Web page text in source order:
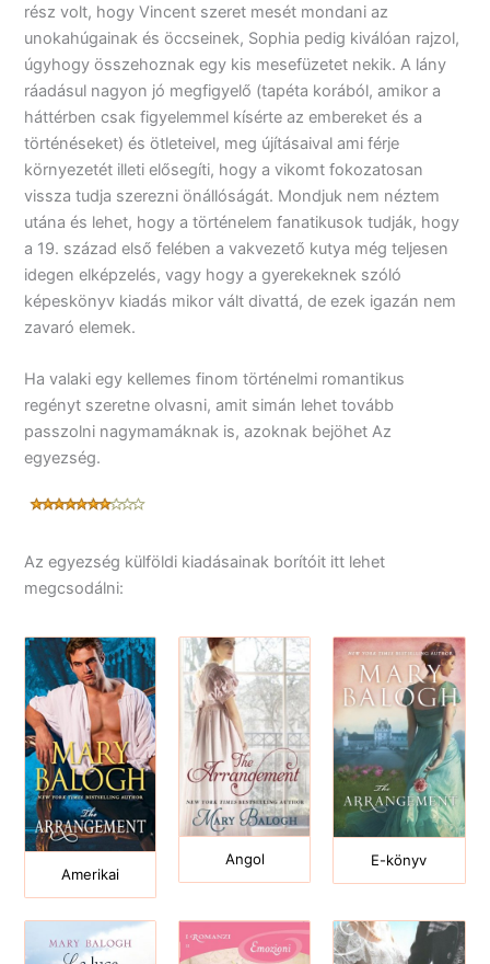
rész volt, hogy Vincent szeret mesét mondani az
unokahúgainak és öccseinek, Sophia pedig kiválóan rajzol,
úgyhogy összehoznak egy kis mesefüzetet nekik. A lány
ráadásul nagyon jó megfigyelő (tapéta korából, amikor a
háttérben csak figyelemmel kísérte az embereket és a
történéseket) és ötleteivel, meg újításaival ami férje
környezetét illeti elősegíti, hogy a vikomt fokozatosan
vissza tudja szerezni önállóságát. Mondjuk nem néztem
utána és lehet, hogy a történelem fanatikusok tudják, hogy
a 19. század első felében a vakvezető kutya még teljesen
idegen elképzelés, vagy hogy a gyerekeknek szóló
képeskönyv kiadás mikor vált divattá, de ezek igazán nem
zavaró elemek.
Ha valaki egy kellemes finom történelmi romantikus
regényt szeretne olvasni, amit simán lehet tovább
passzolni nagymamáknak is, azoknak bejöhet Az
egyezség.
Az egyezség külföldi kiadásainak borítóit itt lehet
megcsodálni:
Amerikai
Angol E-könyv